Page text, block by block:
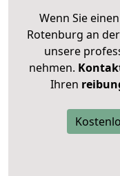
Wenn Sie
Rotenburg an
unsere
nehmen.
Ihren